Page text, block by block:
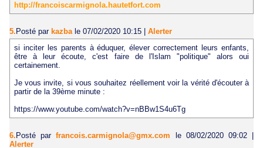
http://francoiscarmignola.hautetfort.com
5. Posté par kazba le 07/02/2020 10:15
Alerter
si inciter les parents à éduquer, élever correctement leurs enfants,
être à leur écoute, c'est faire de l'Islam "politique" alors oui
certainement.
Je vous invite, si vous souhaitez réellement voir la vérité d'écouter à
partir de la 39ème minute :
https://www.youtube.com/watch?v=nBBw1S4u6Tg
6.Posté parfrancois.carmignola@gmx.com le 08/02/2020 09:02 |
Alerter